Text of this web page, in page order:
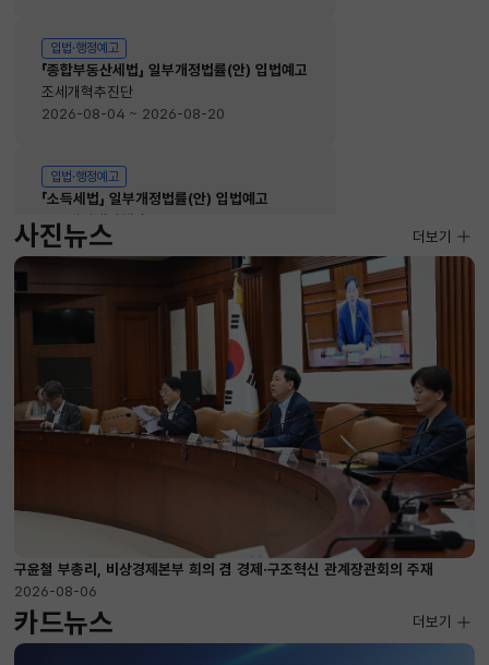
입법·행정예고
「종합부동산세법」 일부개정법률(안) 입법예고
조세개혁추진단
2026-08-04 ~ 2026-08-20
입법·행정예고
「소득세법」 일부개정법률(안) 입법예고
소득법인세정책관
2026-08-04 ~ 2026-08-20
사진뉴스
구윤철 부총리, 비상경제본부 희의 겸 경제·구조혁신 관계장관회의 주재
2026-08-06
사진뉴스
더보기
카드뉴스 더보기